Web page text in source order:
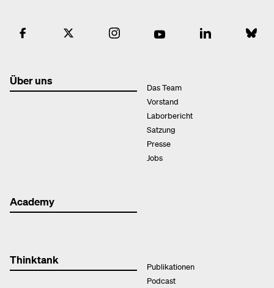
Über uns
Das Team
Vorstand
Laborbericht
Satzung
Presse
Jobs
Academy
Thinktank
Publikationen
Podcast